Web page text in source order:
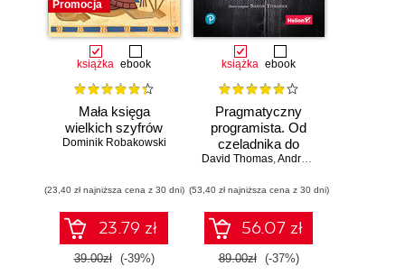
Promocja
książka ebook
Mała księga
wielkich szyfrów
Dominik Robakowski
(23,40 zł najniższa cena z 30 dni)
23.79 zł
39.00zł (-39%)
książka ebook
Pragmatyczny
programista. Od
czeladnika do
mistrza. Wydanie II
David Thomas,Andrew Hunt
(53,40 zł najniższa cena z 30 dni)
56.07 zł
89.00zł (-37%)